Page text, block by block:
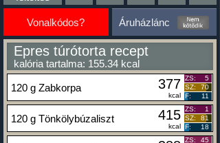
Vonalkódos? Áruházlánc
Epres túrótorta recept
kalória tartalma: 155.34 kcal
120 g Zabkorpa 377
kcal
ZS:
5
SZ:
70
F:
11
120 g Tönkölybúzaliszt 415
kcal
ZS:
1
SZ:
81
F:
18
ZS:
45